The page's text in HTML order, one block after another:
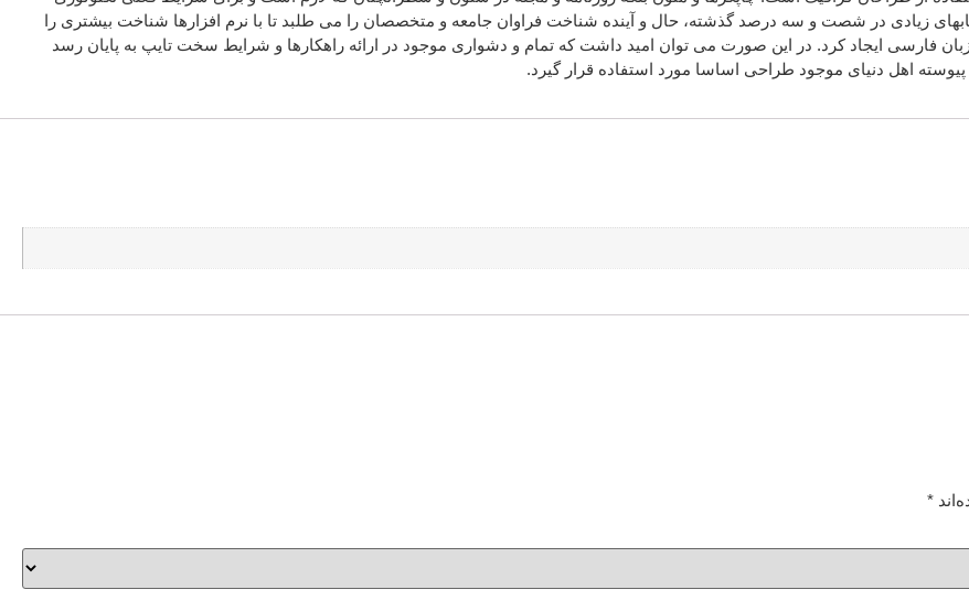
زیادی در شصت و سه درصد گذشته، حال و آینده شناخت فراوان جامعه و متخصصان را می طلبد تا با نرم افزارها شناخت بیشتری را
فارسی ایجاد کرد. در این صورت می توان امید داشت که تمام و دشواری موجود در ارائه راهکارها و شرایط سخت تایپ به پایان رسد
اهل دنیای موجود طراحی اساسا مورد استفاده قرار گیرد.
*